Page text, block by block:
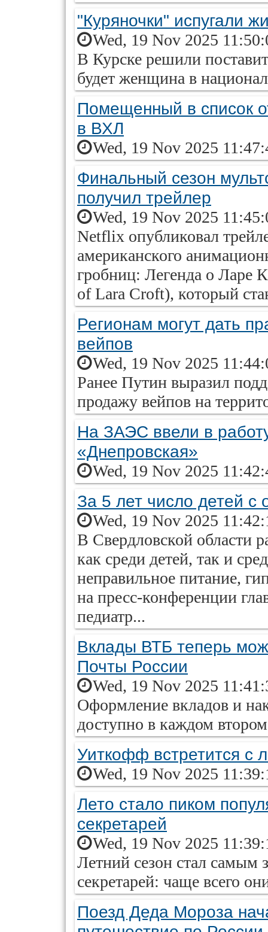
"Куряночки" испугали
Wed, 19 Nov 2025
В Курске решили
будет женщина в
Помещенный в список
в ВХЛ
Wed, 19 Nov 2025
Финальный сезон
получил трейлер
Wed, 19 Nov 2025
Netflix опубликовал
американского
гробниц: Легенда о Ларе
of Lara Croft), который
Регионам могут дать
вейпов
Wed, 19 Nov 2025
Ранее Путин выразил
продажу вейпов на
На ЗАЭС ввели в
«Днепровская»
Wed, 19 Nov 2025
За 5 лет число детей
Wed, 19 Nov 2025
В Свердловской области
как среди детей, так и
неправильное питание,
на пресс-конференции
педиатр...
Вклады ВТБ теперь
Почты России
Wed, 19 Nov 2025
Оформление вкладов и
доступно в каждом
Уиткофф встретится с
Wed, 19 Nov 2025
Лето стало пиком
секретарей
Wed, 19 Nov 2025
Летний сезон стал самым
секретарей: чаще всего
Поезд Деда Мороза